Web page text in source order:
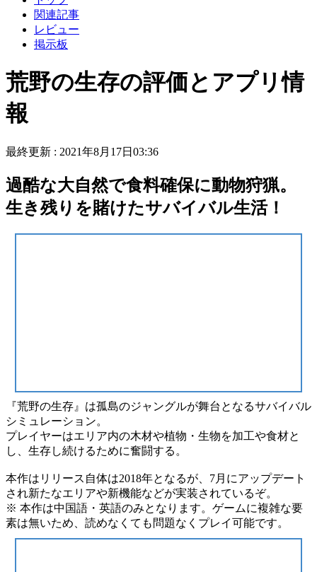
関連記事
レビュー
掲示板
荒野の生存の評価とアプリ情
報
最終更新 : 2021年8月17日03:36
過酷な大自然で食料確保に動物狩猟。
生き残りを賭けたサバイバル生活！
『荒野の生存』は孤島のジャングルが舞台となるサバイバル
シミュレーション。
プレイヤーはエリア内の木材や植物・生物を加工や食材と
し、 生存し続けるために奮闘する。
本作はリリース自体は2018年となるが、7月にアップデート
され新たなエリアや新機能などが実装されているぞ。
※ 本作は中国語・英語のみとなります。ゲームに複雑な要
素は無いため、読めなくても問題なくプレイ可能です。